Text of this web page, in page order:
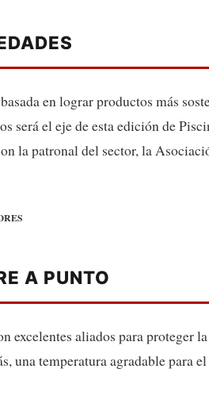
en lograr productos más
será el eje de esta edición de
la patronal del sector, la
A PUNTO
excelentes aliados para proteger
una temperatura agradable para